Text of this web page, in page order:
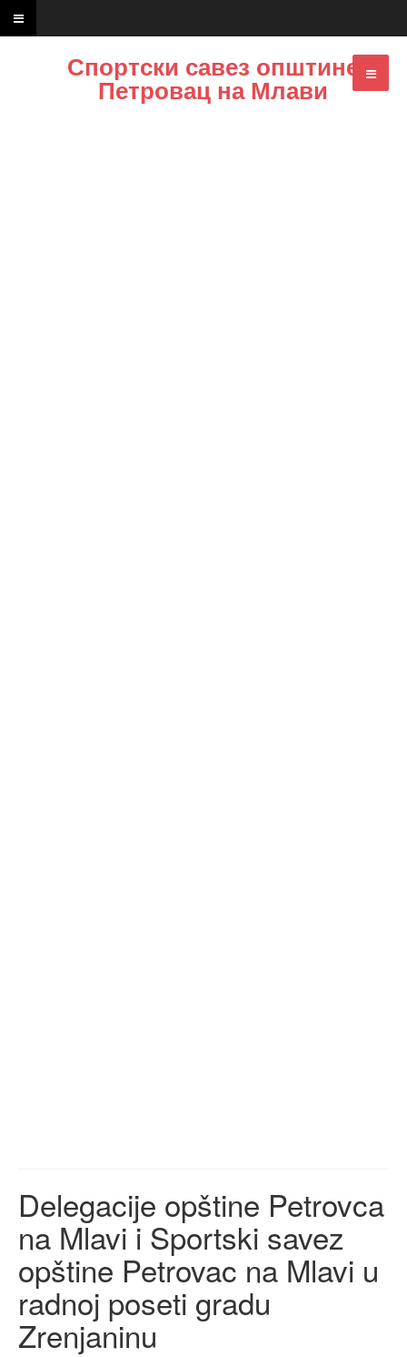
Спортски савез општине
Петровац на Млави
Delegacije opštine Petrovca
na Mlavi i Sportski savez
opštine Petrovac na Mlavi u
radnoj poseti gradu
Zrenjaninu